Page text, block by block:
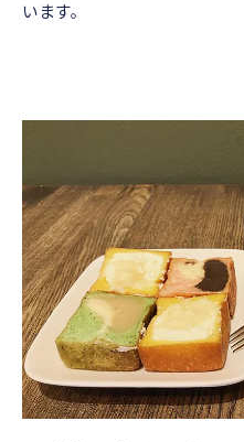
います。